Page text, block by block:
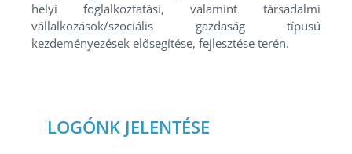
helyi foglalkoztatási, valamint társadalmi
vállalkozások/szociális gazdaság típusú
kezdeményezések elősegítése, fejlesztése terén.
LOGÓNK JELENTÉSE